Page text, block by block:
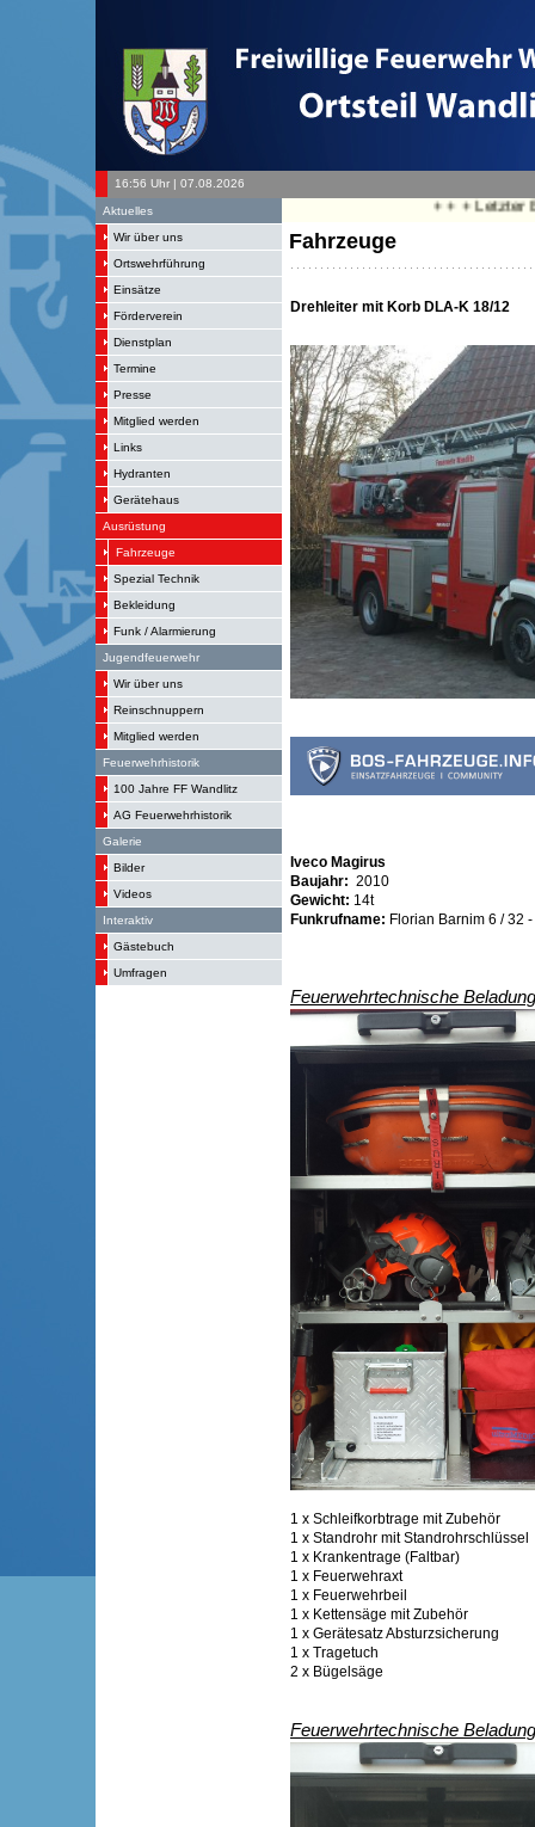
16:56 Uhr | 07.08.2026
Aktuelles
Wir über uns
Ortswehrführung
Einsätze
Förderverein
Dienstplan
Termine
Presse
Mitglied werden
Links
Hydranten
Gerätehaus
Ausrüstung
Fahrzeuge
Spezial Technik
Bekleidung
Funk / Alarmierung
Jugendfeuerwehr
Wir über uns
Reinschnuppern
Mitglied werden
Feuerwehrhistorik
100 Jahre FF Wandlitz
AG Feuerwehrhistorik
Galerie
Bilder
Videos
Interaktiv
Gästebuch
Umfragen
+ + + Letzter
Fahrzeuge
Drehleiter mit Korb DLA-K 18/12
Iveco Magirus
Baujahr: 2010
Gewicht: 14t
Funkrufname: Florian Barnim 6 / 32
Feuerwehrtechnische
1 x Schleifkorbtrage mit Zubehör
1 x Standrohr mit Standrohrschlüssel
1 x Krankentrage (Faltbar)
1 x Feuerwehraxt
1 x Feuerwehrbeil
1 x Kettensäge mit Zubehör
1 x Gerätesatz Absturzsicherung
1 x Tragetuch
2 x Bügelsäge
Feuerwehrtechnische